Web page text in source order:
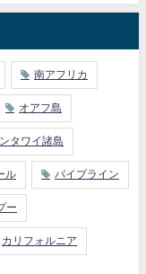
南アフリカ
オアフ島
タワイ諸島
ル パイプライン
ー
カリフォルニア